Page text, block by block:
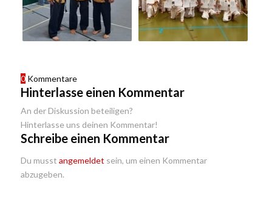
0 Kommentare
Hinterlasse einen Kommentar
An der Diskussion beteiligen?
Hinterlasse uns deinen Kommentar!
Schreibe einen Kommentar
Du musst angemeldet sein, um einen Kommentar
abzugeben.